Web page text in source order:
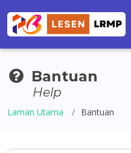
Bantuan
Help
Laman Utama Bantuan